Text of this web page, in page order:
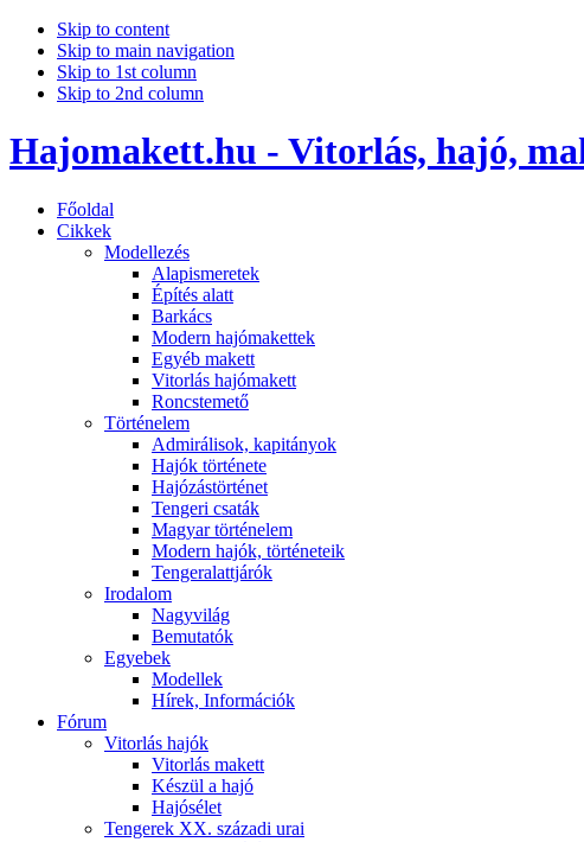
Skip to content
Skip to main navigation
Skip to 1st column
Skip to 2nd column
Hajomakett.hu - Vitorlás, hajó,
Főoldal
Cikkek
Modellezés
Alapismeretek
Építés alatt
Barkács
Modern hajómakettek
Egyéb makett
Vitorlás hajómakett
Roncstemető
Történelem
Admirálisok, kapitányok
Hajók története
Hajózástörténet
Tengeri csaták
Magyar történelem
Modern hajók, történeteik
Tengeralattjárók
Irodalom
Nagyvilág
Bemutatók
Egyebek
Modellek
Hírek, Információk
Fórum
Vitorlás hajók
Vitorlás makett
Készül a hajó
Hajósélet
Tengerek XX. századi urai